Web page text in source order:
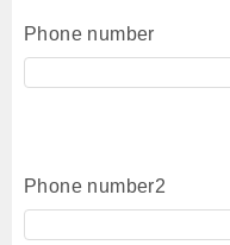
Phone number
Phone number2